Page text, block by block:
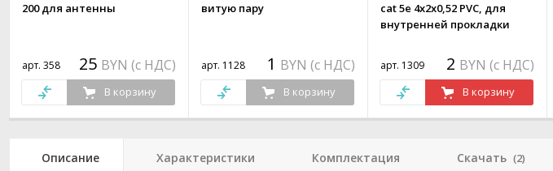
200 для антенны
арт. 358 25 BYN (с НДС)
В корзину
витую пару
арт. 1128 1 BYN (с НДС)
В корзину
cat 5e 4х2х0,52 PVC, для
внутренней прокладки
арт. 1309 2 BYN (с НДС)
В корзину
Описание Характеристики Комплектация Скачать (2)